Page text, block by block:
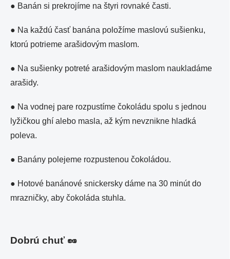
● Banán si prekrojíme na štyri rovnaké časti.
● Na každú časť banána položíme maslovú sušienku,
ktorú potrieme arašidovým maslom.
● Na sušienky potreté arašidovým maslom naukladáme
arašidy.
● Na vodnej pare rozpustíme čokoládu spolu s jednou
lyžičkou ghí alebo masla, až kým nevznikne hladká
poleva.
● Banány polejeme rozpustenou čokoládou.
● Hotové banánové snickersky dáme na 30 minút do
mrazničky, aby čokoláda stuhla.
Dobrú chuť 🥜